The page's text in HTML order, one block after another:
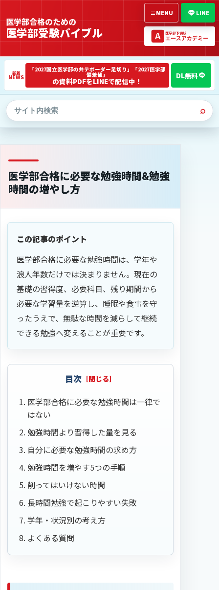
医学部合格のための
医学部受験バイブル
NEWS
「2027国立医学部の共テボーダー足切り」「2027医学部
偏差値」
の資料PDFをLINEで配信中！
⌕
LINE
≡MENU
医学部合格に必要な勉強時間&勉強
時間の増やし方
この記事のポイント
医学部合格に必要な勉強時間は、学年や
浪人年数だけでは決まりません。現在の
基礎の習得度、必要科目、残り期間から
必要な学習量を逆算し、睡眠や食事を守
ったうえで、無駄な時間を減らして継続
できる勉強へ変えることが重要です。
目次
医学部合格に必要な勉強時間は一律で
はない
勉強時間より習得した量を見る
自分に必要な勉強時間の求め方
勉強時間を増やす5つの手順
削ってはいけない時間
長時間勉強で起こりやすい失敗
学年・状況別の考え方
よくある質問